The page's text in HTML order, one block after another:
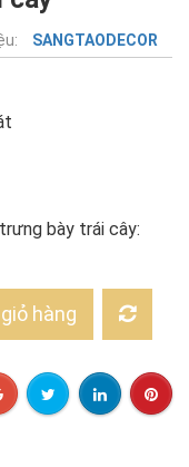
SANGTAODECOR
bày trái cây:
hàng